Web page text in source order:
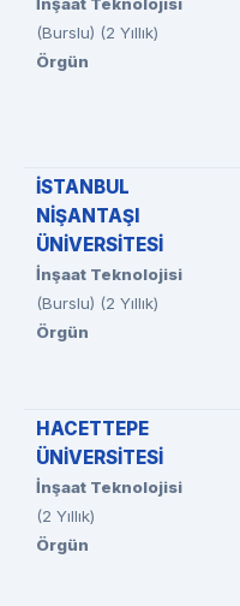
(Burslu) (2 Yıllık)
Örgün
İSTANBUL
NİŞANTAŞI
ÜNİVERSİTESİ
İnşaat Teknolojisi
(Burslu) (2 Yıllık)
Örgün
HACETTEPE
ÜNİVERSİTESİ
İnşaat Teknolojisi
(2 Yıllık)
Örgün